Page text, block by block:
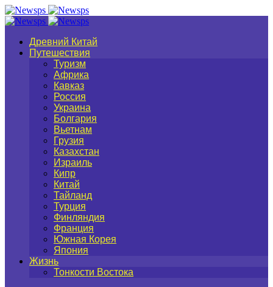
Древний Китай
Путешествия
Туризм
Африка
Кавказ
Россия
Украина
Болгария
Вьетнам
Грузия
Казахстан
Израиль
Кипр
Китай
Тайланд
Турция
Финляндия
Франция
Южная Корея
Япония
Жизнь
Тонкости Востока